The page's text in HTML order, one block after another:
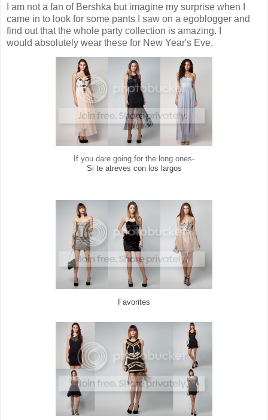
I am not a fan of Bershka but imagine my surprise when I
came in to look for some pants I saw on a egoblogger and
find out that the whole party collection is amazing. I
would absolutely wear these for New Year's Eve.
If you dare going for the long ones-
Si te atreves con los largos
Favorites